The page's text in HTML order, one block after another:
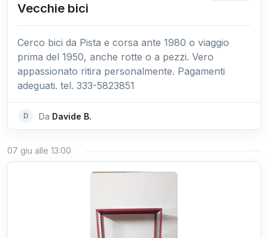
Vecchie bici
Cerco bici da Pista e corsa ante 1980 o viaggio
prima del 1950, anche rotte o a pezzi. Vero
appassionato ritira personalmente. Pagamenti
adeguati. tel. 333-5823851
D Da Davide B.
07 giu alle 13:00